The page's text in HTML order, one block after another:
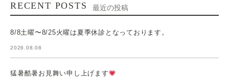
RECENT POSTS 最近の投稿
8/8土曜〜8/25火曜は夏季休診となっております。
2026.08.08
猛暑酷暑お見舞い申し上げます